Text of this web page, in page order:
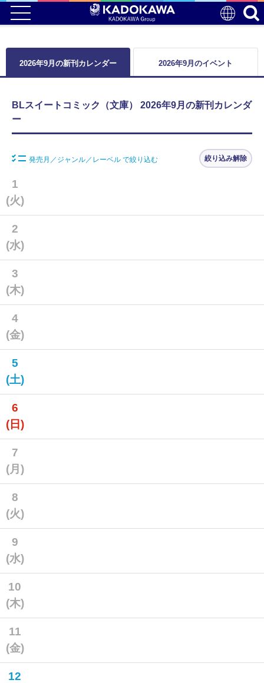
2026年9月の新刊カレンダー 2026年9月のイベント
BLスイートコミック（文庫） 2026年9月の新刊カレンダ
ー
発売月／ジャンル／レーベル で絞り込む 絞り込み解除
1
(火)
2
(水)
3
(木)
4
(金)
5
(土)
6
(日)
7
(月)
8
(火)
9
(水)
10
(木)
11
(金)
12